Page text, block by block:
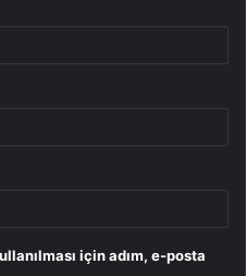
için adım, e-posta